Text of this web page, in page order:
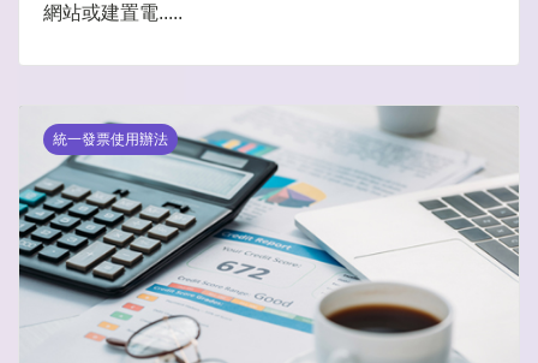
網站或建置電.....
統一發票使用辦法